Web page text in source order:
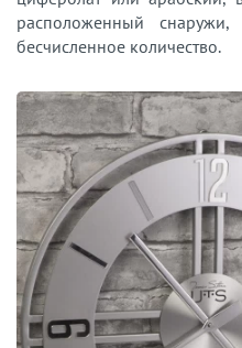
расположенный
бесчисленное количество.